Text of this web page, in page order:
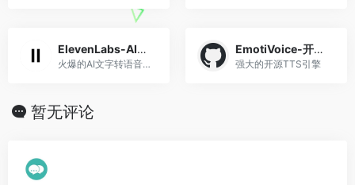
ElevenLabs-AI文字转语音
火爆的AI文字转语音平台
EmotiVoice-开源语音合成
强大的开源TTS引擎
暂无评论